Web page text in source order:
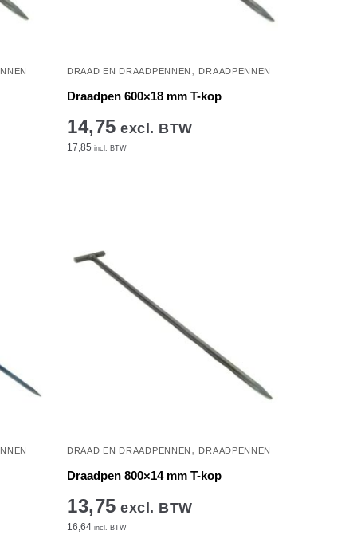
DRAAD EN DRAADPENNEN , DRAADPENNEN
Draadpen 600×18 mm T-kop
14,75 excl. BTW
17,85 incl. BTW
DRAAD EN DRAADPENNEN , DRAADPENNEN
Draadpen 800×14 mm T-kop
13,75 excl. BTW
16,64 incl. BTW